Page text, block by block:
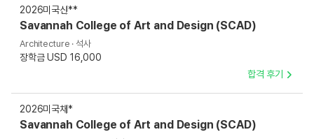
2026미국신**
Savannah College of Art and Design (SCAD)
Architecture · 석사
장학금 USD 16,000
합격 후기
2026미국채*
Savannah College of Art and Design (SCAD)